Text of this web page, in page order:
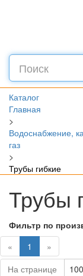
Каталог
Главная
>
Водоснабжение,
газ
>
Трубы гибкие
Трубы
Фильтр по
«
1 (current)
»
На странице
100